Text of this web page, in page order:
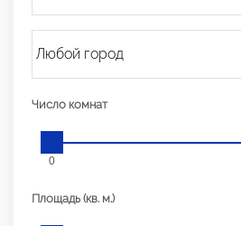
Число комнат
0
Площадь (кв. м.)